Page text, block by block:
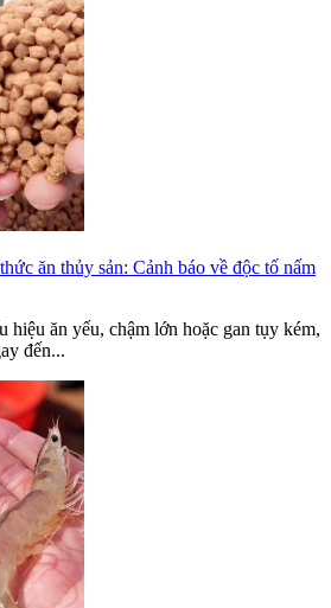
ăn thủy sản: Cảnh báo về độc tố nấm
hiệu ăn yếu, chậm lớn hoặc gan tụy kém,
đến...